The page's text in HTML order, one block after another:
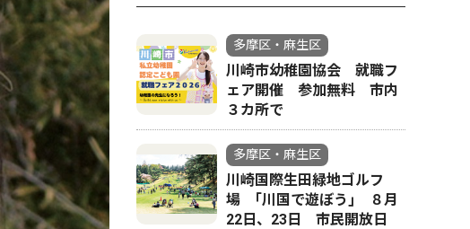
多摩区・麻生区
川崎市幼稚園協会 就職フ
ェア開催 参加無料 市内
３カ所で
多摩区・麻生区
川崎国際生田緑地ゴルフ
場 ｢川国で遊ぼう｣ ８月
22日、23日 市民開放日